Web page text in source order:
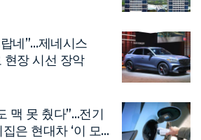
네”…제네시스
현장 시선 장악
맥 못 췄다”…전기
집은 현대차 ‘이 모